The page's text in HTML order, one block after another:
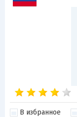
В избранное